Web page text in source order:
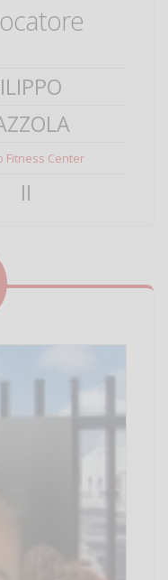
Fitness Center
II